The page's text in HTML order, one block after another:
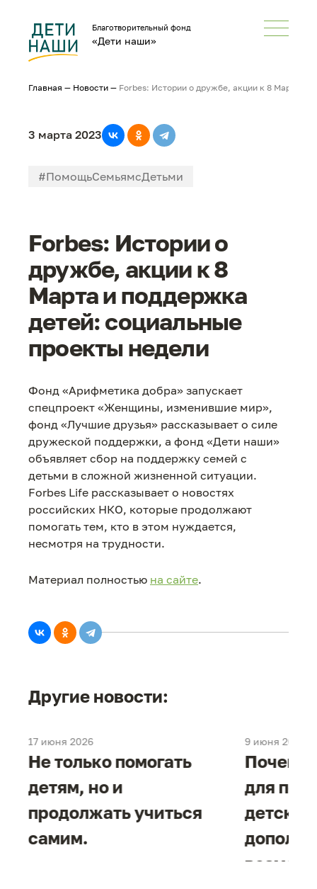
Благотворительный фонд
«Дети наши»
Главная — Новости — Forbes: Истории о дружбе, акции к 8 Марта и
3 марта 2023
#ПомощьСемьямсДетьми
Forbes: Истории о
дружбе, акции к 8
Марта и поддержка
детей: социальные
проекты недели
Фонд «Арифметика добра» запускает
спецпроект «Женщины, изменившие мир»,
фонд «Лучшие друзья» рассказывает о силе
дружеской поддержки, а фонд «Дети наши»
объявляет сбор на поддержку семей с
детьми в сложной жизненной ситуации.
Forbes Life рассказывает о новостях
российских НКО, которые продолжают
помогать тем, кто в этом нуждается,
несмотря на трудности.
Материал полностью на сайте.
Другие новости:
17 июня 2026
Не только помогать
детям, но и
продолжать учиться
самим.
9 июня 2026
Почему
для